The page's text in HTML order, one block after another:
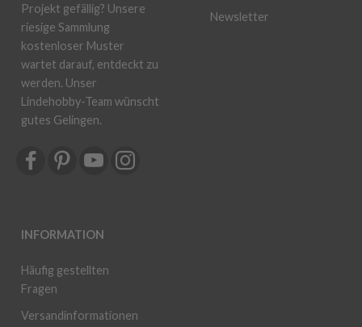
Projekt gefällig? Unsere
riesige Sammlung
kostenloser Muster
wartet darauf, entdeckt zu
werden. Unser
Lindehobby-Team wünscht
gutes Gelingen.
INFORMATION
Häufig gestellten
Fragen
Versandinformationen
Newsletter